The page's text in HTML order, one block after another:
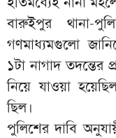
বারুইপুর থানা-
গণমাধ্যমগুলো
১টা নাগাদ তদন্তের
নিয়ে যাওয়া
ছিল।
পুলিশের দাবি